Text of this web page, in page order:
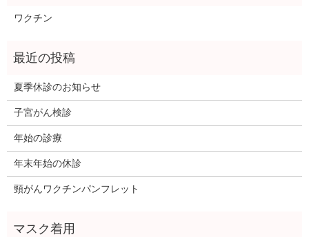
ワクチン
夏季休診のお知らせ
子宮がん検診
年始の診療
年末年始の休診
頸がんワクチンパンフレット